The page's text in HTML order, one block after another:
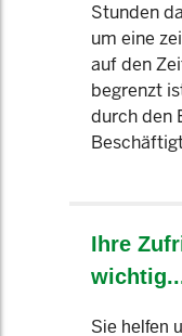
Stunden
um eine
auf den
begrenzt
durch den